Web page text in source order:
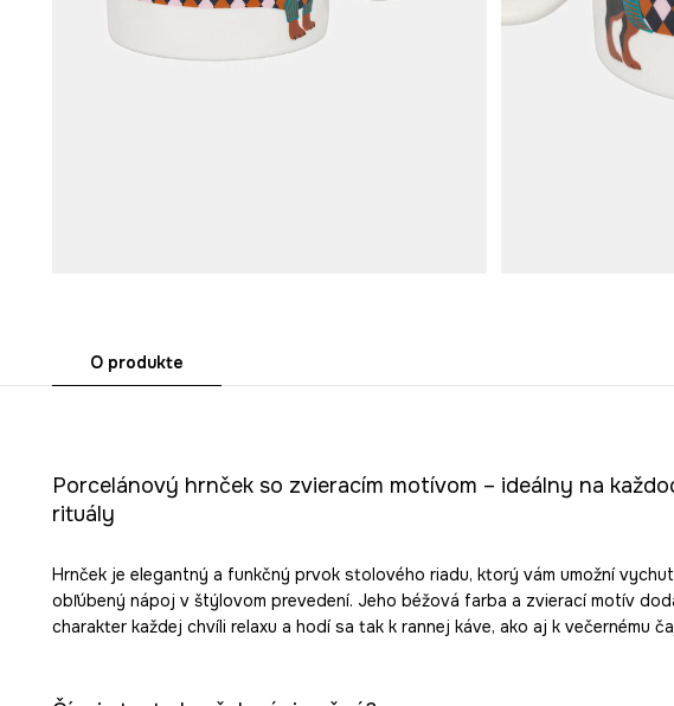
O produkte
Porcelánový hrnček so zvieracím motívom – ideálny na
rituály
Hrnček je elegantný a funkčný prvok stolového riadu, ktorý vám umožní
obľúbený nápoj v štýlovom prevedení. Jeho béžová farba a zvierací motív
charakter každej chvíli relaxu a hodí sa tak k rannej káve, ako aj k večernému